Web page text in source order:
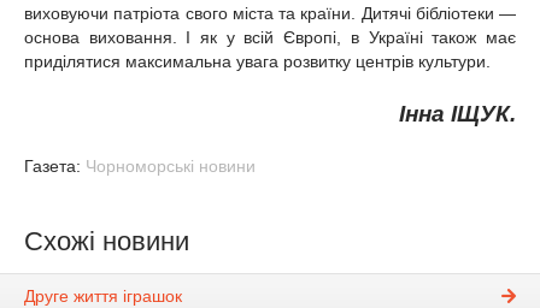
виховуючи патріота свого міста та країни. Дитячі бібліотеки —
основа виховання. І як у всій Європі, в Україні також має
приділятися максимальна увага розвитку центрів культури.
Інна ІЩУК.
Газета: Чорноморські новини
Схожі новини
Друге життя іграшок